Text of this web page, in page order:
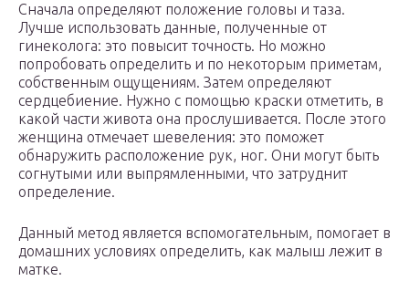
Сначала определяют положение головы и таза.
Лучше использовать данные, полученные от
гинеколога: это повысит точность. Но можно
попробовать определить и по некоторым приметам,
собственным ощущениям. Затем определяют
сердцебиение. Нужно с помощью краски отметить, в
какой части живота она прослушивается. После этого
женщина отмечает шевеления: это поможет
обнаружить расположение рук, ног. Они могут быть
согнутыми или выпрямленными, что затруднит
определение.
Данный метод является вспомогательным, помогает в
домашних условиях определить, как малыш лежит в
матке.